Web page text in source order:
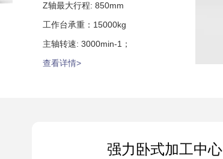
Z轴最大行程: 850mm
工作台承重：15000kg
主轴转速: 3000min-1；
查看详情>
强力卧式加工中